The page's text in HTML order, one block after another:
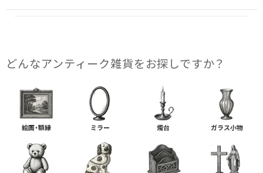
どんな​アンティーク雑貨を​お探しですか？
絵画・額縁 ミラー 燭台 ガラス小物